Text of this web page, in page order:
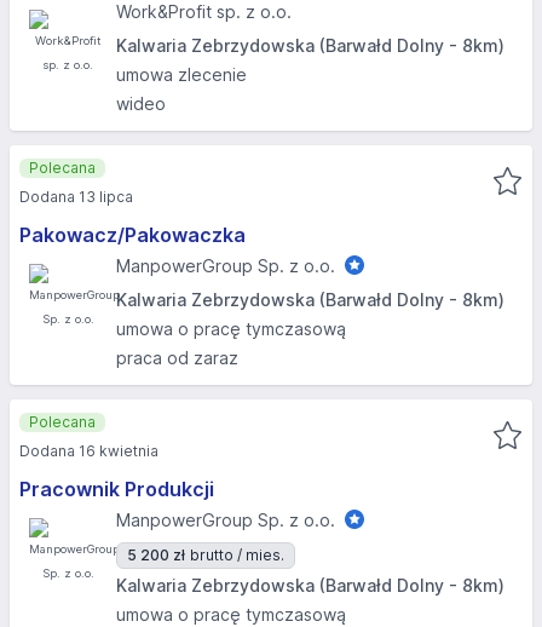
Work&Profit sp. z o.o.
Kalwaria Zebrzydowska (Barwałd Dolny - 8km)
umowa zlecenie
wideo
Pakowacz/Pakowaczka
ManpowerGroup Sp. z o.o.
Kalwaria Zebrzydowska (Barwałd Dolny - 8km)
umowa o pracę tymczasową
praca od zaraz
Polecana
Dodana 13 lipca
Pracownik Produkcji
ManpowerGroup Sp. z o.o.
5 200 zł brutto / mies.
Kalwaria Zebrzydowska (Barwałd Dolny - 8km)
umowa o pracę tymczasową
Polecana
Dodana 16 kwietnia